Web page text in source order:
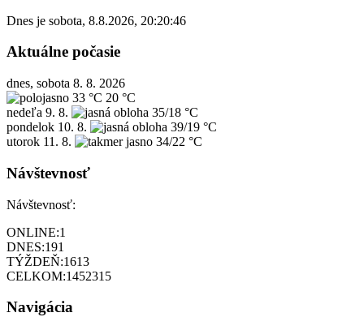
Dnes je sobota, 8.8.2026, 20:20:46
Aktuálne počasie
dnes, sobota 8. 8. 2026
33 °C 20 °C
nedeľa 9. 8.
35/18 °C
pondelok 10. 8.
39/19 °C
utorok 11. 8. 34/22 °C
Návštevnosť
Návštevnosť:
ONLINE:1
DNES:191
TÝŽDEŇ:1613
CELKOM:1452315
Navigácia